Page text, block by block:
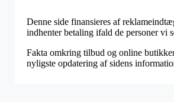
Denne side finansieres af
indhenter betaling ifald de personer vi
Fakta omkring tilbud og online
nyligste opdatering af sidens